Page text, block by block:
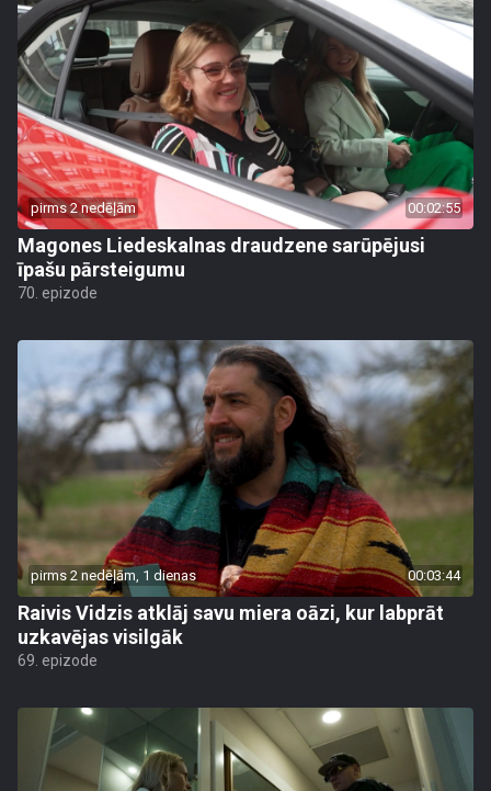
pirms 2 nedēļām 00:02:55
Magones Liedeskalnas draudzene sarūpējusi
īpašu pārsteigumu
70. epizode
pirms 2 nedēļām, 1 dienas 00:03:44
Raivis Vidzis atklāj savu miera oāzi, kur labprāt
uzkavējas visilgāk
69. epizode